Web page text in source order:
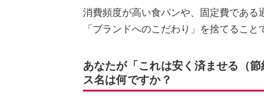
消費頻度が高い食パンや、固定費である
「ブランドへのこだわり」を捨てるこ
あなたが「これは安く済ませる（
ス名は何ですか？